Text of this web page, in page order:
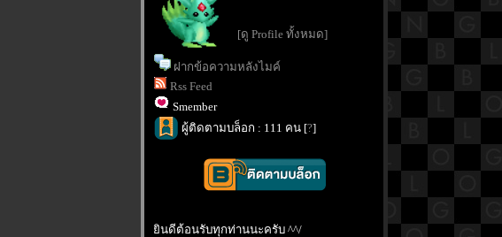
[ดู Profile ทั้งหมด]
ฝากข้อความหลังไมค์
Rss Feed
Smember
ผู้ติดตามบล็อก : 111 คน [?]
ินดีต้อนรับทุกท่านนะครับ ^^/